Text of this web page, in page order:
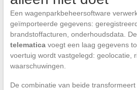
Een wagenparkbeheersoftware
geïmporteerde gegevens:
brandstoffacturen, onderhoudsdata. De
telematicavoegt een laag gegevens
voertuig wordt vastgelegd: geolocatie,
waarschuwingen.
De combinatie van beide